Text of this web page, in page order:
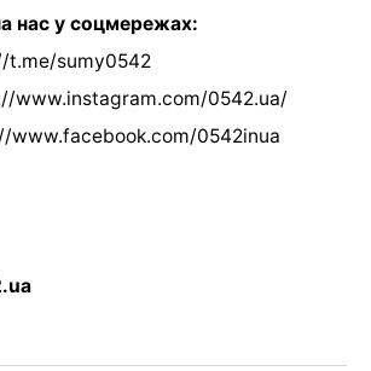
нас у соцмережах:
t.me/sumy0542
www.instagram.com/0542.ua/
www.facebook.com/0542inua